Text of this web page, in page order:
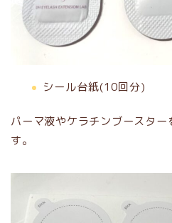
シール台紙(10回分)
パーマ液やケラチンブースタ
す。